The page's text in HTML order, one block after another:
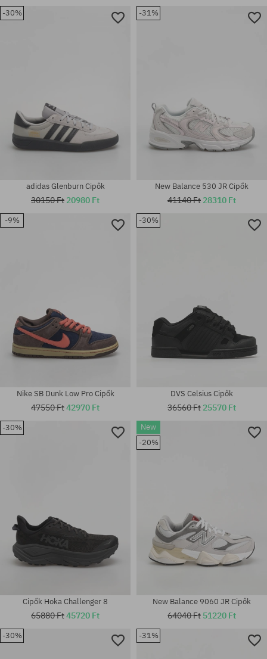
Elérhető méretek:
-30%
adidas Glenburn Cipők
30150 Ft 20980 Ft
-31%
Elérhető méretek:
New Balance 530 JR Cipők
41140 Ft 28310 Ft
-9%
Nike SB Dunk Low Pro Cipők
47550 Ft42970 Ft
-30%
Elérhető méretek:
DVS Celsius Cipők
36560 Ft 25570 Ft
-30%
Cipők Hoka Challenger 8
65880 Ft45720 Ft
New
-20%
New Balance 9060 JR Cipők
64040 Ft 51220 Ft
-30% -31%